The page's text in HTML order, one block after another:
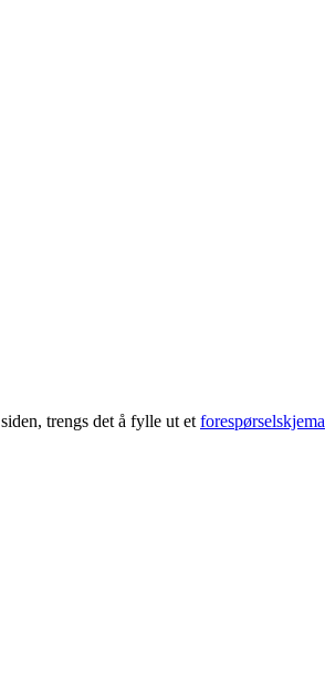
trengs det å fylle ut et forespørselskjema